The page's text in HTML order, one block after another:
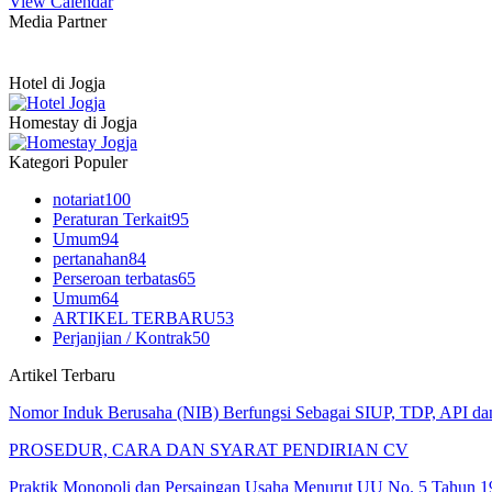
Media Partner
Hotel di Jogja
Homestay di Jogja
Kategori Populer
notariat100
Peraturan Terkait95
Umum94
pertanahan84
Perseroan terbatas65
Umum64
ARTIKEL TERBARU53
Perjanjian / Kontrak50
Artikel Terbaru
Nomor Induk Berusaha (NIB) Berfungsi Sebagai SIUP, TDP, API
PROSEDUR, CARA DAN SYARAT PENDIRIAN CV
Praktik Monopoli dan Persaingan Usaha Menurut UU No. 5 Tahun